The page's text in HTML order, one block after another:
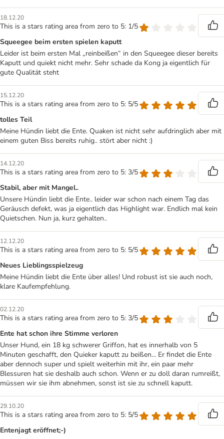
18.12.20
This is a stars rating area from zero to 5: 1/5
Squeegee beim ersten spielen kaputt
Leider ist beim ersten Mal „reinbeißen“ in den Squeegee dieser bereits
Kaputt und quiekt nicht mehr. Sehr schade da Kong ja eigentlich für
gute Qualität steht
15.12.20
This is a stars rating area from zero to 5: 5/5
tolles Teil
Meine Hündin liebt die Ente. Quaken ist nicht sehr aufdringlich aber mit
einem guten Biss bereits ruhig.. stört aber nicht :)
14.12.20
This is a stars rating area from zero to 5: 3/5
Stabil, aber mit Mangel..
Unsere Hündin liebt die Ente.. leider war schon nach einem Tag das
Geräusch defekt, was ja eigentlich das Highlight war. Endlich mal kein
Quietschen. Nun ja, kurz gehalten..
12.12.20
This is a stars rating area from zero to 5: 5/5
Neues Lieblingsspielzeug
Meine Hündin liebt die Ente über alles! Und robust ist sie auch noch,
klare Kaufempfehlung.
02.12.20
This is a stars rating area from zero to 5: 3/5
Ente hat schon ihre Stimme verloren
Unser Hund, ein 18 kg schwerer Griffon, hat es innerhalb von 5
Minuten geschafft, den Quieker kaputt zu beißen... Er findet die Ente
aber dennoch super und spielt weiterhin mit ihr, ein paar mehr
Blessuren hat sie deshalb auch schon. Wenn er zu doll daran rumreißt,
müssen wir sie ihm abnehmen, sonst ist sie zu schnell kaputt.
29.10.20
This is a stars rating area from zero to 5: 5/5
Entenjagt eröffnet;-)